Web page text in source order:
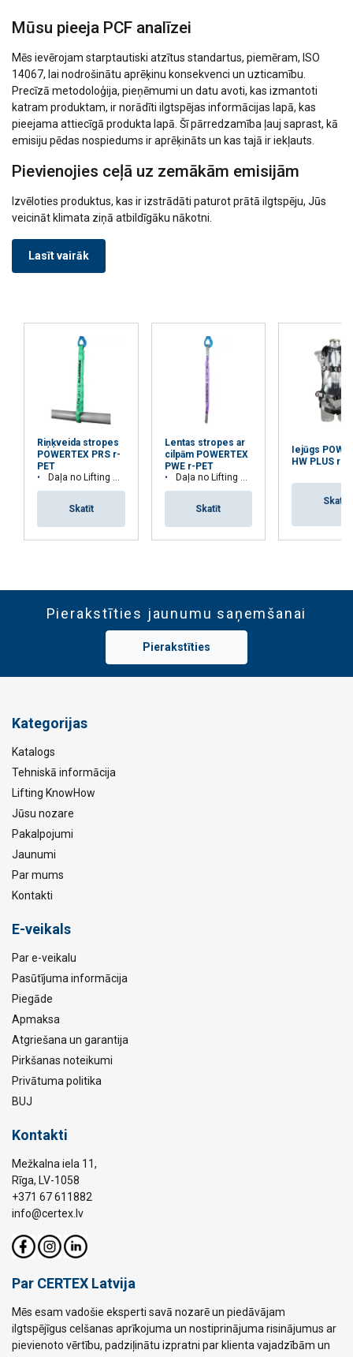
Mūsu pieeja PCF analīzei
Mēs ievērojam starptautiski atzītus standartus, piemēram, ISO
14067, lai nodrošinātu aprēķinu konsekvenci un uzticamību.
Precīzā metodoloģija, pieņēmumi un datu avoti, kas izmantoti
katram produktam, ir norādīti ilgtspējas informācijas lapā, kas
pieejama attiecīgā produkta lapā. Šī pārredzamība ļauj saprast, kā
emisiju pēdas nospiedums ir aprēķināts un kas tajā ir iekļauts.
Pievienojies ceļā uz zemākām emisijām
Izvēloties produktus, kas ir izstrādāti paturot prātā ilgtspēju, Jūs
veicināt klimata ziņā atbildīgāku nākotni.
Lasīt vairāk
Riņķveida stropes
POWERTEX PRS r-
PET
Daļa no Lifting Solution's Group Aspire Range™
Skatīt
Lentas stropes ar
cilpām POWERTEX
PWE r-PET
Daļa no Lifting Solution's Group Aspire Range™
Skatīt
Iejūgs
HW PLUS r-
Skatīt
Pierakstīties jaunumu saņemšanai
Pierakstīties
Kategorijas
Katalogs
Tehniskā informācija
Lifting KnowHow
Jūsu nozare
Pakalpojumi
Jaunumi
Par mums
Kontakti
E-veikals
Par e-veikalu
Pasūtījuma informācija
Piegāde
Apmaksa
Atgriešana un garantija
Pirkšanas noteikumi
Privātuma politika
BUJ
Kontakti
Mežkalna iela 11,
Rīga, LV-1058
+371 67 611882
info@certex.lv
Par CERTEX Latvija
Mēs esam vadošie eksperti savā nozarē un piedāvājam
ilgtspējīgus celšanas aprīkojuma un nostiprinājuma risinājumus ar
pievienoto vērtību, padziļinātu izpratni par klienta vajadzībām un